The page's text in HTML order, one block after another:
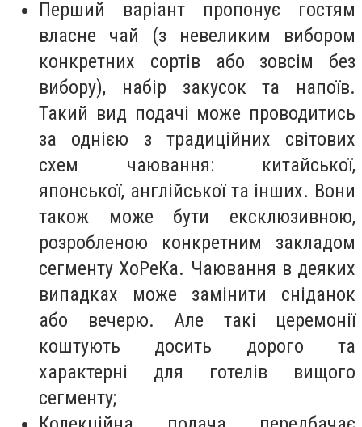
Перший варіант пропонує гостям
власне чай (з невеликим вибором
конкретних сортів або зовсім без
вибору), набір закусок та напоїв.
Такий вид подачі може проводитись
за однією з традиційних світових
схем чаювання: китайської,
японської, англійської та інших. Вони
також може бути ексклюзивною,
розробленою конкретним закладом
сегменту ХоРеКа. Чаювання в деяких
випадках може замінити сніданок
або вечерю. Але такі церемонії
коштують досить дорого та
характерні для готелів вищого
сегменту;